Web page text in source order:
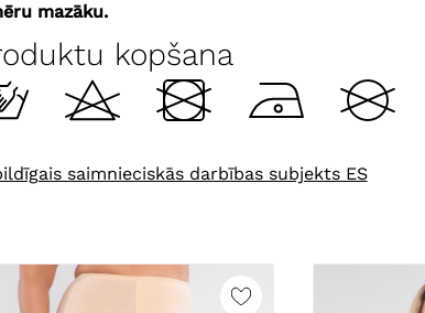
mazāku.
kopšana
saimnieciskās darbības subjekts ES